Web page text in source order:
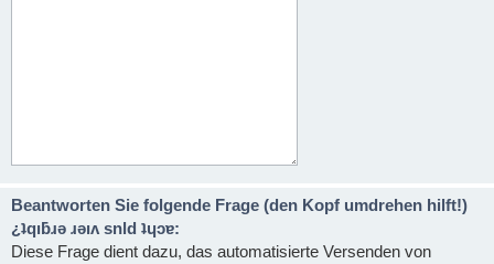
Beantworten Sie folgende Frage (den Kopf umdrehen hilft!)
¿ʇqıƃɹǝ ɹǝıʌ snld ʇɥɔɐ:
Diese Frage dient dazu, das automatisierte Versenden von